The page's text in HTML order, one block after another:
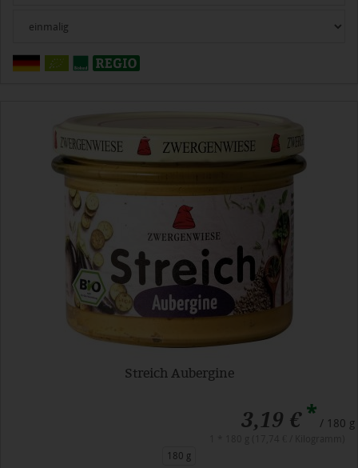
Streich Aubergine
3,19 €* / 180 g
180 g